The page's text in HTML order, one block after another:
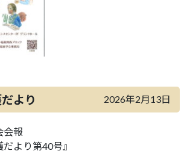
より 2026年2月13日
会報
だより第40号』